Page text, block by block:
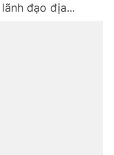
đạo địa...